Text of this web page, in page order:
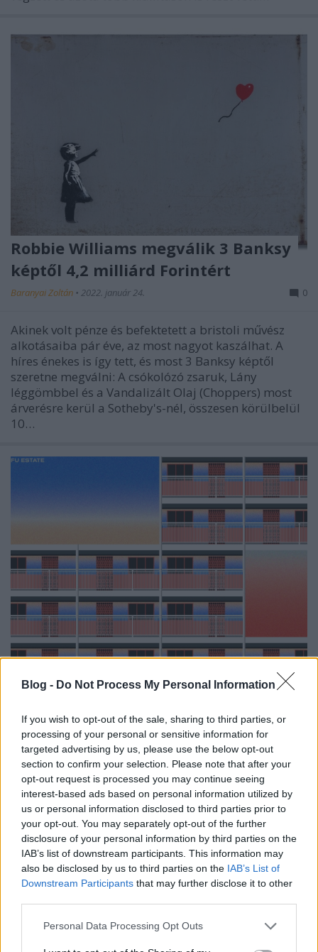
Blog - Do Not Process My Personal Information
If you wish to opt-out of the sale, sharing to third parties, or
processing of your personal or sensitive information for
targeted advertising by us, please use the below opt-out
section to confirm your selection. Please note that after your
opt-out request is processed you may continue seeing
interest-based ads based on personal information utilized by
us or personal information disclosed to third parties prior to
your opt-out. You may separately opt-out of the further
disclosure of your personal information by third parties on the
IAB’s list of downstream participants. This information may
also be disclosed by us to third parties on the IAB’s List of
Downstream Participants that may further disclose it to other
Please note that this website/app uses one or more Google
Personal Data Processing Opt Outs
Robbie Williams megválik 3 Banksy
képtől 4,2 milliárd Forintért
Baranyai Zoltán • 2022. január 24. 0
Akinek volt pénze és befektetett a bristoli művész
alkotásaiba pár éve, az most nagyot kaszálhat. A
híres énekes is így tett, és most 3 Banksy képtől
szeretne megválni: A csókolózó zsaruk, Lány
léggömbbel és a Vandalizált Olaj (Choppers) most
árverésre kerül a Sotheby's-nél, összesen körülbelül
10…
Brutalist Hong Kong
Nem lehet mindig Cicciolináról és egyéb
megbotránkoztató dolgokról írni, hiszen nem
minden a kattintásvadászatról szól egyelőre a
Neonkulton, ezért ma az építészetnek és a
grafikának hódolok eme cikkemben. Mindig is
tetszettek az épületek rajzai, a jó szögből elkapott
városi fotók, ezért keltette…